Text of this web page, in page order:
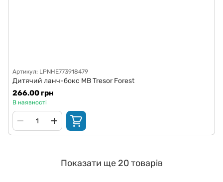
Артикул: LPNHE773918479
Дитячий ланч-бокс MB Tresor Forest
266.00 грн
В наявності
Показати ще 20 товарів